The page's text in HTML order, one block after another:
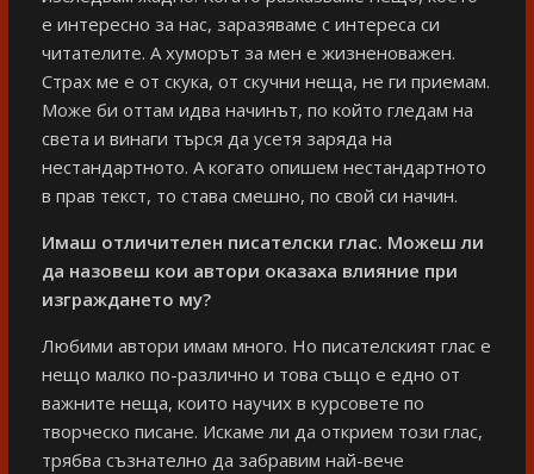
е интересно за нас, заразяваме с интереса си
читателите. А хуморът за мен е жизненоважен.
Страх ме е от скука, от скучни неща, не ги приемам.
Може би оттам идва начинът, по който гледам на
света и винаги търся да усетя заряда на
нестандартното. А когато опишем нестандартното
в прав текст, то става смешно, по свой си начин.
Имаш отличителен писателски глас. Можеш ли
да назовеш кои автори оказаха влияние при
изграждането му?
Любими автори имам много. Но писателският глас е
нещо малко по-различно и това също е едно от
важните неща, които научих в курсовете по
творческо писане. Искаме ли да открием този глас,
трябва съзнателно да забравим най-вече